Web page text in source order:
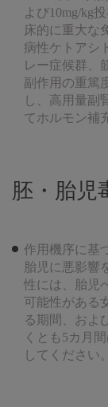
よび10mg/kg
床的に重大な
病性ケトアシ
レー症候群、
副作用の重篤
し、高用量副
てホルモン補
胚・胎児
作用機序に基
胎児に悪影響
性には、胎児
可能性がある
る期間、およ
くとも5カ月
してください。